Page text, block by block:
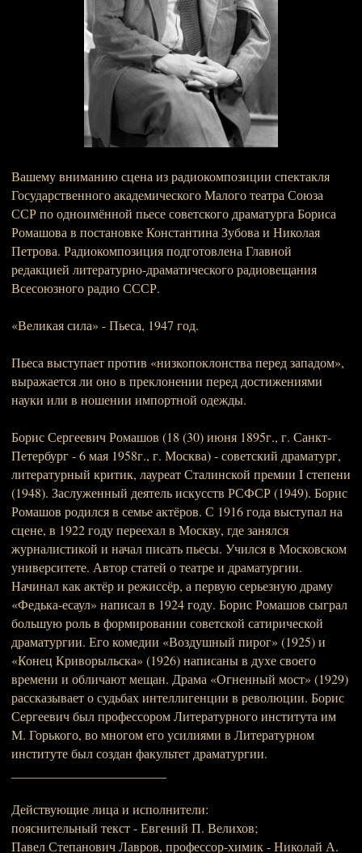
Вашему вниманию сцена из радиокомпозиции спектакля
Государственного академического Малого театра Союза
ССР по одноимённой пьесе советского драматурга Бориса
Ромашова в постановке Константина Зубова и Николая
Петрова. Радиокомпозиция подготовлена Главной
редакцией литературно-драматического радиовещания
Всесоюзного радио СССР.
«Великая сила» - Пьеса, 1947 год.
Пьеса выступает против «низкопоклонства перед западом»,
выражается ли оно в преклонении перед достижениями
науки или в ношении импортной одежды.
Борис Сергеевич Ромашов (18 (30) июня 1895г., г. Санкт-
Петербург - 6 мая 1958г., г. Москва) - советский драматург,
литературный критик, лауреат Сталинской премии I степени
(1948). Заслуженный деятель искусств РСФСР (1949). Борис
Ромашов родился в семье актёров. С 1916 года выступал на
сцене, в 1922 году переехал в Москву, где занялся
журналистикой и начал писать пьесы. Учился в Московском
университете. Автор статей о театре и драматургии.
Начинал как актёр и режиссёр, а первую серьезную драму
«Федька-есаул» написал в 1924 году. Борис Ромашов сыграл
большую роль в формировании советской сатирической
драматургии. Его комедии «Воздушный пирог» (1925) и
«Конец Криворыльска» (1926) написаны в духе своего
времени и обличают мещан. Драма «Огненный мост» (1929)
рассказывает о судьбах интеллигенции в революции. Борис
Сергеевич был профессором Литературного института им
М. Горького, во многом его усилиями в Литературном
институте был создан факультет драматургии.
Действующие лица и исполнители:
пояснительный текст - Евгений П. Велихов;
Павел Степанович Лавров, профессор-химик - Николай А.